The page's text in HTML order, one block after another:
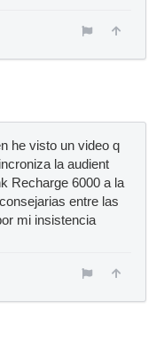
he visto un video q
la audient
Recharge 6000 a la
entre las
mi insistencia